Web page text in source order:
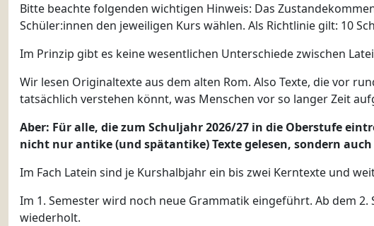
Bitte beachte folgenden wichtigen Hinweis: Das
Schüler:innen den jeweiligen Kurs wählen. Als Richtlinie gilt: 10
Im Prinzip gibt es keine wesentlichen Unterschiede zwischen
Wir lesen Originaltexte aus dem alten Rom. Also Texte, die vor
tatsächlich verstehen könnt, was Menschen vor so langer Zeit
Aber: Für alle, die zum Schuljahr 2026/27 in die Oberstufe
nicht nur antike (und spätantike) Texte gelesen, sondern
Im Fach Latein sind je Kurshalbjahr ein bis zwei Kerntexte und
Im 1. Semester wird noch neue Grammatik eingeführt. Ab dem
wiederholt.